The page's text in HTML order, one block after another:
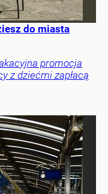
do miasta
promocja
z dziećmi zapłacą